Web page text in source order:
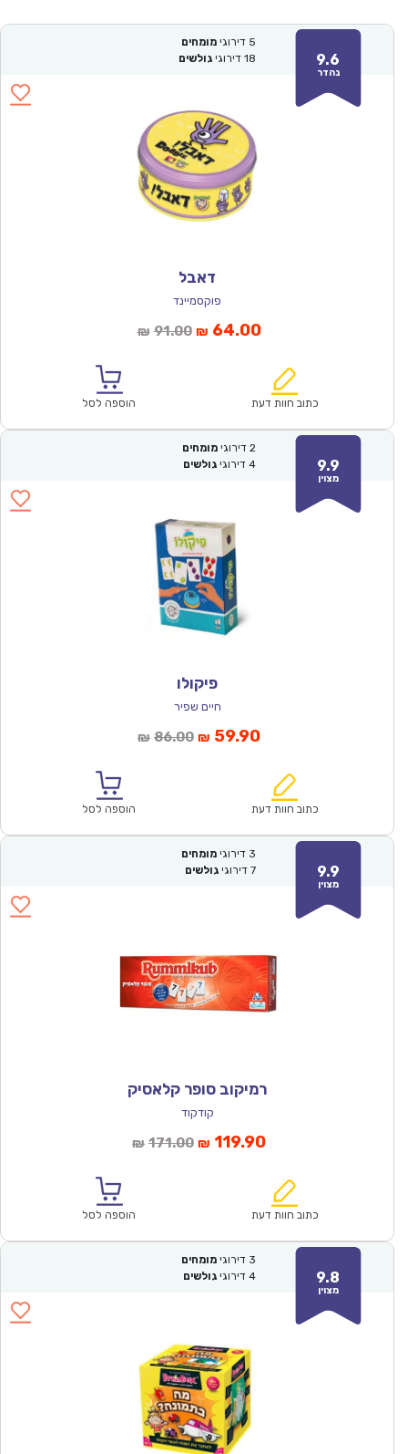
9.6
נהדר
5 דירוגי מומחים
18 דירוגי גולשים
דאבל
פוקסמיינד
₪ 91.00המחיר
₪91.00.
₪ 64.00המחיר
הוא:
כתוב חוות דעת הוספה לסל
9.9
מצוין
2 דירוגי מומחים
4 דירוגי גולשים
פיקולו
חיים שפיר
₪ 86.00המחיר
₪86.00.
₪ 59.90המחיר
הוא:
כתוב חוות דעת הוספה לסל
9.9
מצוין
3 דירוגי מומחים
7 דירוגי גולשים
רמיקוב סופר קלאסיק
קודקוד
₪ 171.00המחיר
₪171.00.
₪ 119.90המחיר
הוא:
כתוב חוות דעת הוספה לסל
9.8
מצוין
3 דירוגי מומחים
4 דירוגי גולשים